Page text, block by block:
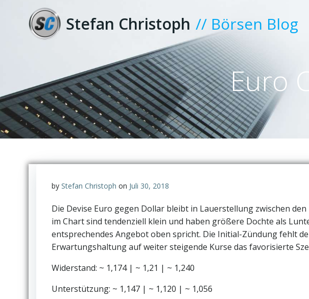
springen
Stefan Christoph // Börsen Blog
Euro
by Stefan Christoph on Juli 30, 2018
Die Devise Euro gegen Dollar bleibt in Lauerstellung zwischen
im Chart sind tendenziell klein und haben größere Dochte als
entsprechendes Angebot oben spricht. Die Initial-Zündung fehlt
Erwartungshaltung auf weiter steigende Kurse das favorisierte
Widerstand: ~ 1,174 | ~ 1,21 | ~ 1,240
Unterstützung: ~ 1,147 | ~ 1,120 | ~ 1,056